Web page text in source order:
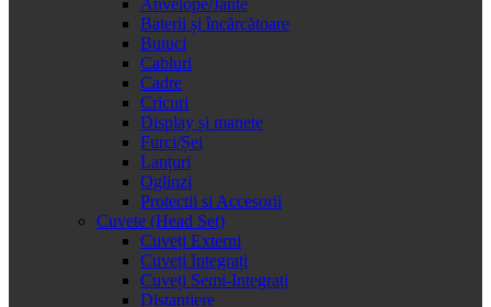
Baterii și încărcătoare
Butuci
Cabluri
Cadre
Cricuri
Display și manete
Furci/Șei
Lanțuri
Oglinzi
Protectii si Accesorii
Cuvete (Head Set)
Cuveți Externi
Cuveți Integrați
Cuveți Semi-Integrați
Distanțiere